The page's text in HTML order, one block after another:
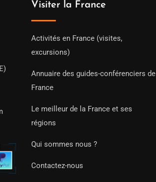
Visiter la France
Activités en France (visites,
excursions)
Annuaire des guides-conférenciers de
France
Le meilleur de la France et ses
régions
Qui sommes nous ?
Contactez-nous